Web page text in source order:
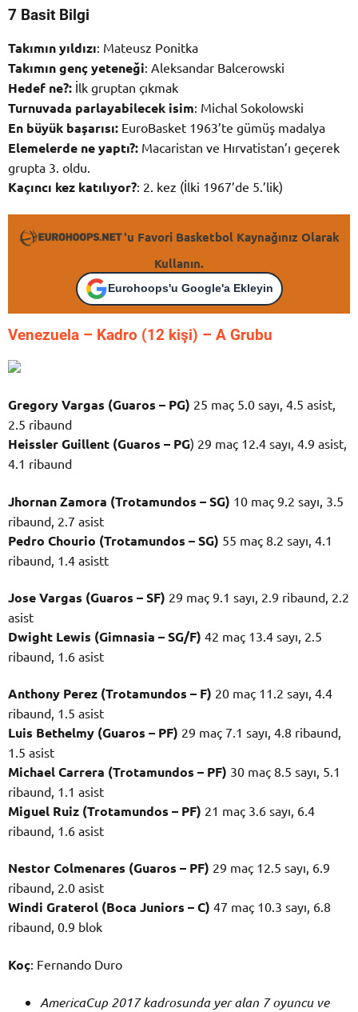
7 Basit Bilgi
Takımın yıldızı: Mateusz Ponitka
Takımın genç yeteneği: Aleksandar Balcerowski
Hedef ne?: İlk gruptan çıkmak
Turnuvada parlayabilecek isim: Michal Sokolowski
En büyük başarısı: EuroBasket 1963’te gümüş madalya
Elemelerde ne yaptı?: Macaristan ve Hırvatistan’ı geçerek
grupta 3. oldu.
Kaçıncı kez katılıyor?: 2. kez (İlki 1967’de 5.’lik)
'u Favori Basketbol Kaynağınız Olarak
Kullanın.
Eurohoops'u Google'a Ekleyin
Venezuela – Kadro (12 kişi) – A Grubu
Gregory Vargas (Guaros – PG) 25 maç 5.0 sayı, 4.5 asist,
2.5 ribaund
Heissler Guillent (Guaros – PG) 29 maç 12.4 sayı, 4.9 asist,
4.1 ribaund
Jhornan Zamora (Trotamundos – SG) 10 maç 9.2 sayı, 3.5
ribaund, 2.7 asist
Pedro Chourio (Trotamundos – SG) 55 maç 8.2 sayı, 4.1
ribaund, 1.4 asistt
Jose Vargas (Guaros – SF) 29 maç 9.1 sayı, 2.9 ribaund, 2.2
asist
Dwight Lewis (Gimnasia – SG/F) 42 maç 13.4 sayı, 2.5
ribaund, 1.6 asist
Anthony Perez (Trotamundos – F) 20 maç 11.2 sayı, 4.4
ribaund, 1.5 asist
Luis Bethelmy (Guaros – PF) 29 maç 7.1 sayı, 4.8 ribaund,
1.5 asist
Michael Carrera (Trotamundos – PF) 30 maç 8.5 sayı, 5.1
ribaund, 1.1 asist
Miguel Ruiz (Trotamundos – PF) 21 maç 3.6 sayı, 6.4
ribaund, 1.6 asist
Nestor Colmenares (Guaros – PF) 29 maç 12.5 sayı, 6.9
ribaund, 2.0 asist
Windi Graterol (Boca Juniors – C) 47 maç 10.3 sayı, 6.8
ribaund, 0.9 blok
Koç: Fernando Duro
AmericaCup 2017 kadrosunda yer alan 7 oyuncu ve